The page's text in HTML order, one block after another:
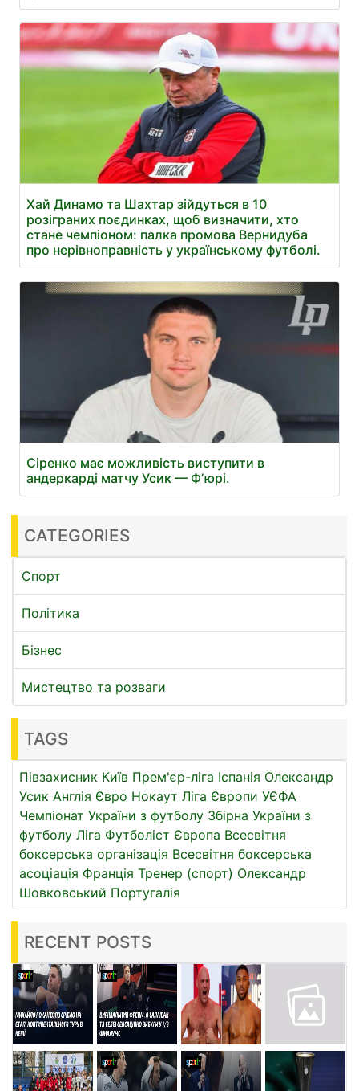
Хай Динамо та Шахтар зійдуться в 10
розіграних поєдинках, щоб визначити, хто
стане чемпіоном: палка промова Вернидуба
про нерівноправність у українському футболі.
Сіренко має можливість виступити в
андеркарді матчу Усик — Фʼюрі.
CATEGORIES
Спорт
Політика
Бізнес
Мистецтво та розваги
TAGS
Півзахисник Київ Прем'єр-ліга Іспанія Олександр
Усик Англія Євро Нокаут Ліга Європи УЄФА
Чемпіонат України з футболу Збірна України з
футболу Ліга Футболіст Європа Всесвітня
боксерська організація Всесвітня боксерська
асоціація Франція Тренер (спорт) Олександр
Шовковський Португалія
RECENT POSTS